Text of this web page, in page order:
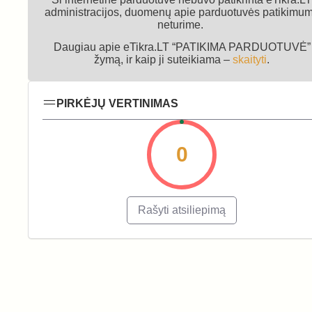
administracijos, duomenų apie parduotuvės
neturime.
Daugiau apie eTikra.LT “PATIKIMA PARDUOTUVĖ”
žymą, ir kaip ji suteikiama – skaityti.
PIRKĖJŲ VERTINIMAS
0
Rašyti atsiliepimą